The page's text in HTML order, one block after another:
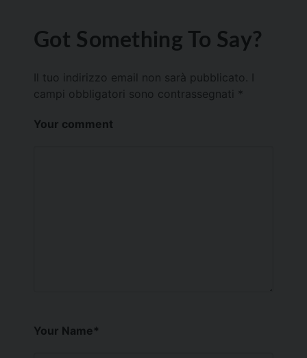
Got Something To Say?
Il tuo indirizzo email non sarà pubblicato.
campi obbligatori sono contrassegnati *
Your comment
Your Name*